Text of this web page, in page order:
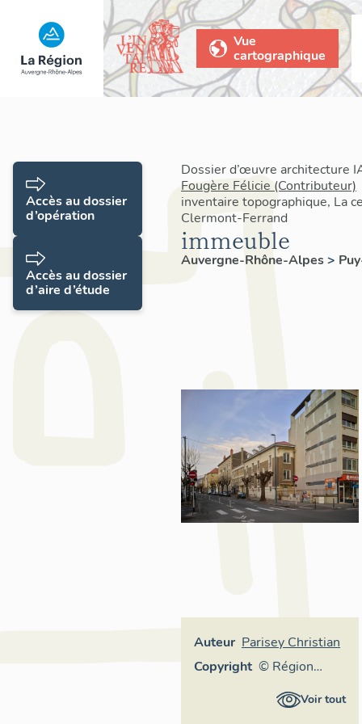
Vue
cartographique
Dossier d’œuvre architecture
Fougère Félicie (Contributeur)
inventaire topographique, La
Clermont-Ferrand
immeuble
Auvergne-Rhône-Alpes>
Auteur Parisey Christian
Copyright © Région
Auvergne-Voir tout
Accès au dossier
d’opération
Accès au dossier
d’aire d’étude